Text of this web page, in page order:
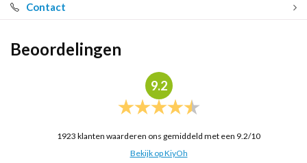
Contact
Beoordelingen
9.2
1923 klanten waarderen ons gemiddeld met een 9.2/10
Bekijk op KiyOh